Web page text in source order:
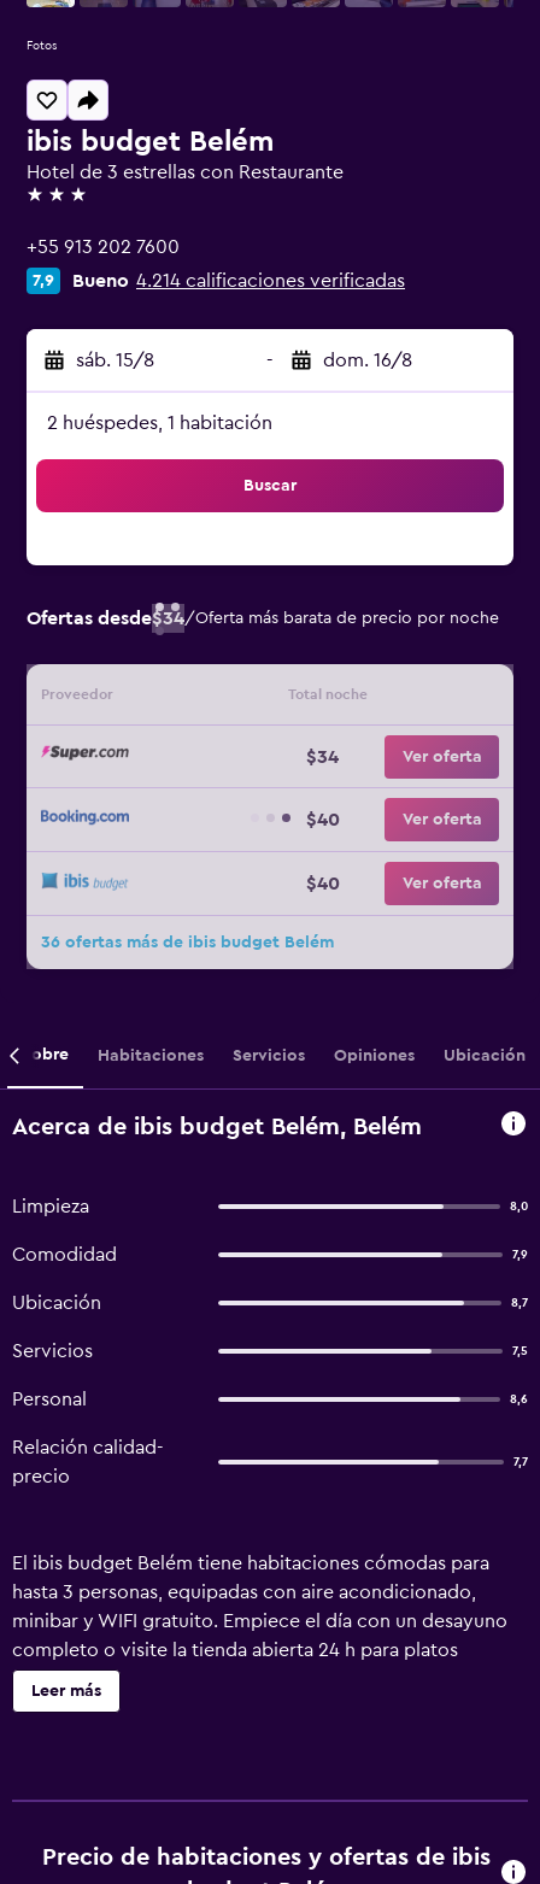
ibis budget Belém
Hotel de 3 estrellas con Restaurante
3 estrellas
+55 913 202 7600
7,9 Bueno 4.214 calificaciones verificadas
sáb. 15/8 - dom. 16/8
2 huéspedes, 1 habitación
Buscar
Ofertas desde$34/Oferta más barata de precio por noche
Proveedor Total noche
$34 Ver oferta
$40 Ver oferta
$40 Ver oferta
36 ofertas más de ibis budget Belém
Fotos
Sobre Habitaciones Servicios Opiniones Ubicación
Acerca de ibis budget Belém, Belém
Limpieza 8,0
Comodidad 7,9
Ubicación 8,7
Servicios 7,5
Personal 8,6
Relación calidad-
precio
7,7
El ibis budget Belém tiene habitaciones cómodas para
hasta 3 personas, equipadas con aire acondicionado,
minibar y WIFI gratuito. Empiece el día con un desayuno
completo o visite la tienda abierta 24 h para platos
rápidos y bebidas. El hotel también tiene centro de
negocios, servicio de plancha y aparcamiento limitado
Leer más
Precio de habitaciones y ofertas de ibis